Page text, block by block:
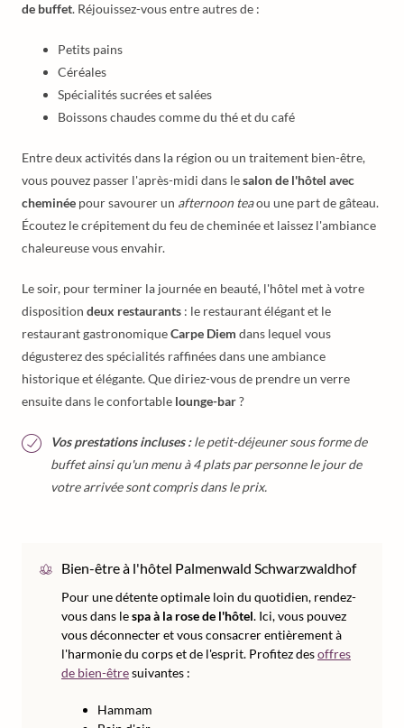
de buffet. Réjouissez-vous entre autres de :
Petits pains
Céréales
Spécialités sucrées et salées
Boissons chaudes comme du thé et du café
Entre deux activités dans la région ou un traitement bien-être,
vous pouvez passer l'après-midi dans lesalon de l'hôtel avec
cheminée pour savourer un afternoon teaou une part de gâteau.
Écoutez le crépitement du feu de cheminée et laissez l'ambiance
chaleureuse vous envahir.
Le soir, pour terminer la journée en beauté, l'hôtel met à votre
disposition deux restaurants : le restaurant élégant et le
restaurant gastronomiqueCarpe Diem dans lequel vous
dégusterez des spécialités raffinées dans une ambiance
historique et élégante. Que diriez-vous de prendre un verre
ensuite dans le confortable lounge-bar?
Vos prestations incluses :le petit-déjeuner sous forme de
buffet ainsi qu'un menu à 4 plats par personne le jour de
votre arrivée sont compris dans le prix.
Bien-être à l'hôtel Palmenwald Schwarzwaldhof
Pour une détente optimale loin du quotidien, rendez-
vous dans lespa à la rose de l'hôtel. Ici, vous pouvez
vous déconnecter et vous consacrer entièrement à
l'harmonie du corps et de l'esprit. Profitez desoffres
de bien-êtresuivantes :
Hammam